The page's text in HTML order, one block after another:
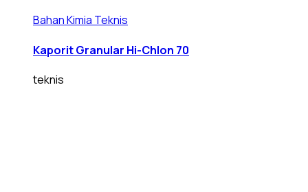
Bahan Kimia Teknis
Kaporit Granular Hi-Chlon 70
teknis